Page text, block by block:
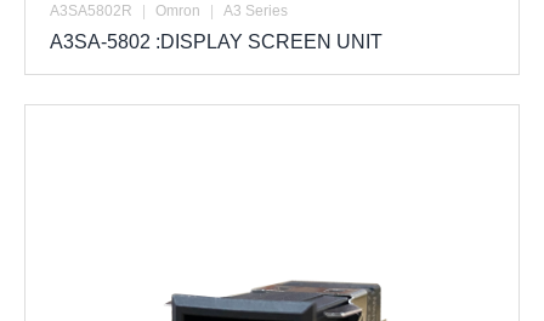
A3SA5802R Omron A3 Series
A3SA-5802 :DISPLAY SCREEN UNIT